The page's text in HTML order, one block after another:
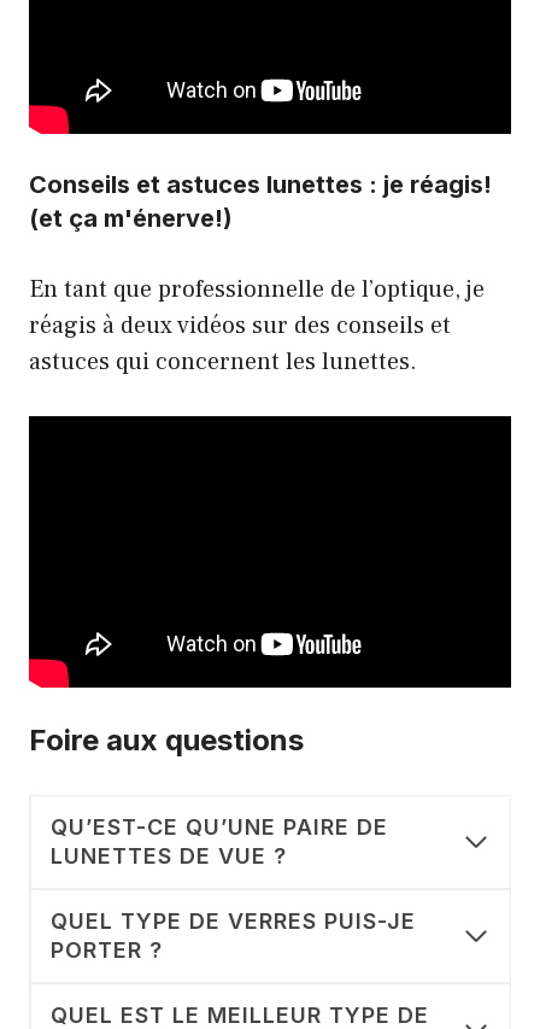
Conseils et astuces lunettes : je réagis!
(et ça m'énerve!)
En tant que professionnelle de l’optique, je
réagis à deux vidéos sur des conseils et
astuces qui concernent les lunettes.
Foire aux questions
QU’EST-CE QU’UNE PAIRE DE
LUNETTES DE VUE ?
QUEL TYPE DE VERRES PUIS-JE
PORTER ?
QUEL EST LE MEILLEUR TYPE DE